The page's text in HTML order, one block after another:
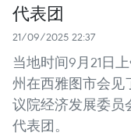
代表团
21/09/2025 22:37
当地时间9月21日
州在西雅图市会见
议院经济发展委员
代表团。